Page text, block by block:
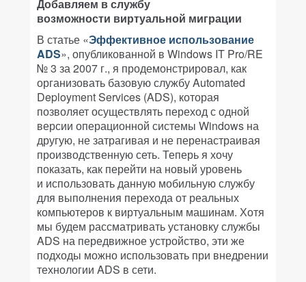
Добавляем в службу
возможности виртуальной миграции
В статье «Эффективное использование
ADS», опубликованной в Windows IT Pro/RE
№ 3 за 2007 г., я продемонстрировал, как
организовать базовую службу Automated
Deployment Services (ADS), которая
позволяет осуществлять переход с одной
версии операционной системы Windows на
другую, не затрагивая и не перенастраивая
производственную сеть. Теперь я хочу
показать, как перейти на новый уровень
и использовать данную мобильную службу
для выполнения перехода от реальных
компьютеров к виртуальным машинам. Хотя
мы будем рассматривать установку службы
ADS на передвижное устройство, эти же
подходы можно использовать при внедрении
технологии ADS в сети.